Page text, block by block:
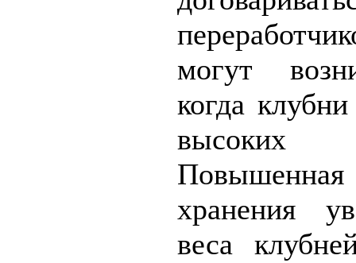
могут
когда
высоких
хранения
веса